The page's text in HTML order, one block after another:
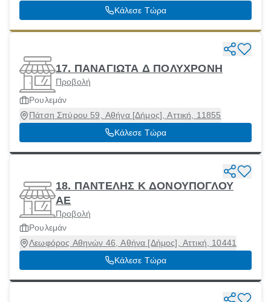
Αττική, 18540
Κάλεσε Τώρα
17. ΠΑΝΑΓΙΩΤΑ Δ ΠΟΛΥΧΡΟΝΗ
Προβολή
Ρουλεμάν
Πάτση Σπύρου 59, Αθήνα [Δήμος], Αττική, 11855
Κάλεσε Τώρα
18. ΠΑΝΤΕΛΗΣ Κ ΔΟΝΟΥΠΟΓΛΟΥ
ΑΕ
Προβολή
Ρουλεμάν
Λεωφόρος Αθηνών 46, Αθήνα [Δήμος], Αττική, 10441
Κάλεσε Τώρα